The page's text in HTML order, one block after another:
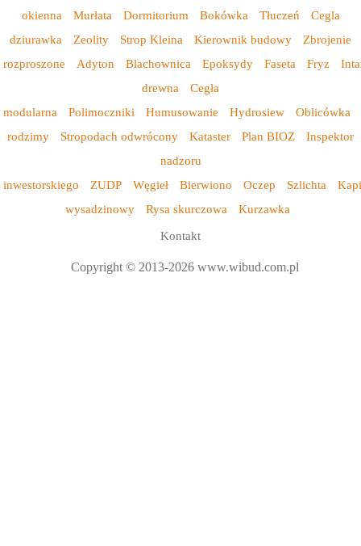
okienna Murłata Dormitorium Bokówka Tłuczeń
Cegla
dziurawka
Zeolity Strop Kleina Kierownik budowy
Zbrojenie
rozproszone
Adyton Blachownica Epoksydy Faseta Fryz
drewna
Cegła
modularna
Polimoczniki Humusowanie Hydrosiew
Oblicówka
rodzimy
Stropodach odwrócony Kataster Plan BIOZ
Inspektor
nadzoru
inwestorskiego
ZUDP Węgieł Bierwiono Oczep Szlichta
wysadzinowy
Rysa skurczowa
Kurzawka
Kontakt
Copyright © 2013-2026 www.wibud.com.pl